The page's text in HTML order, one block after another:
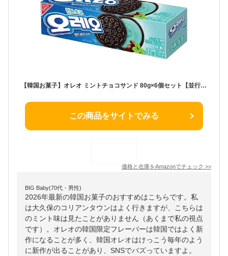
【韓国お菓子】オレオ ミントチョコサンド 80g×6個セット【並行輸入品】
この商品をサイトでみる
価格と在庫をAmazonでチェック >>
BIG Baby(70代・男性)
2026年最新の韓国お菓子のおすすめはこちらです。私
は大久保のコリアンタウンはよく行きますが、こちらは
のミント味は見たことがありません（あくまで私の視点
です）。オレオの韓国限定フレーバーは韓国ではよく新
作になることが多く、韓国オレオはけっこう毎年のよう
に新作が出ることがあり、SNSでバズっていますよ。